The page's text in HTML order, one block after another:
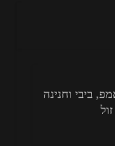
ביבי וחנינה